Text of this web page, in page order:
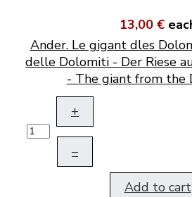
13,00 €
Ander. Le gigant dles
delle Dolomiti - Der Riese
- The giant from the
+
–
Add to cart